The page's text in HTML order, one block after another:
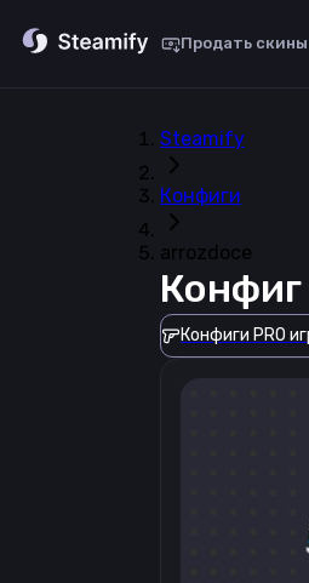
Продать скины
Steamify
Конфиги
arrozdoce
Конфиг
Конфиги PRO